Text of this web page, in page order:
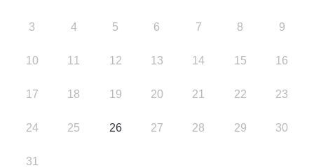
3 4 5 6 7 8 9
10 11 12 13 14 15 16
17 18 19 20 21 22 23
24 25 26 27 28 29 30
31